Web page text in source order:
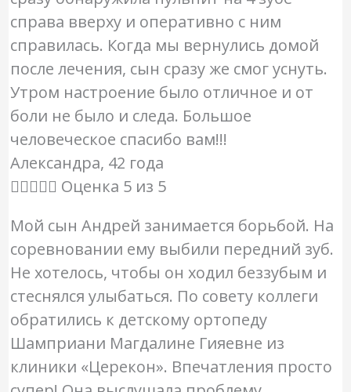
справа вверху и оперативно с ним
справилась. Когда мы вернулись домой
после лечения, сын сразу же смог уснуть.
Утром настроение было отличное и от
боли не было и следа. Большое
человеческое спасибо вам!!!
Александра, 42 года
 Оценка 5 из 5
Мой сын Андрей занимается борьбой. На
соревновании ему выбили передний зуб.
Не хотелось, чтобы он ходил беззубым и
стеснялся улыбаться. По совету коллеги
обратились к детскому ортопеду
Шамприани Магдалине Гияевне из
клиники «Церекон». Впечатления просто